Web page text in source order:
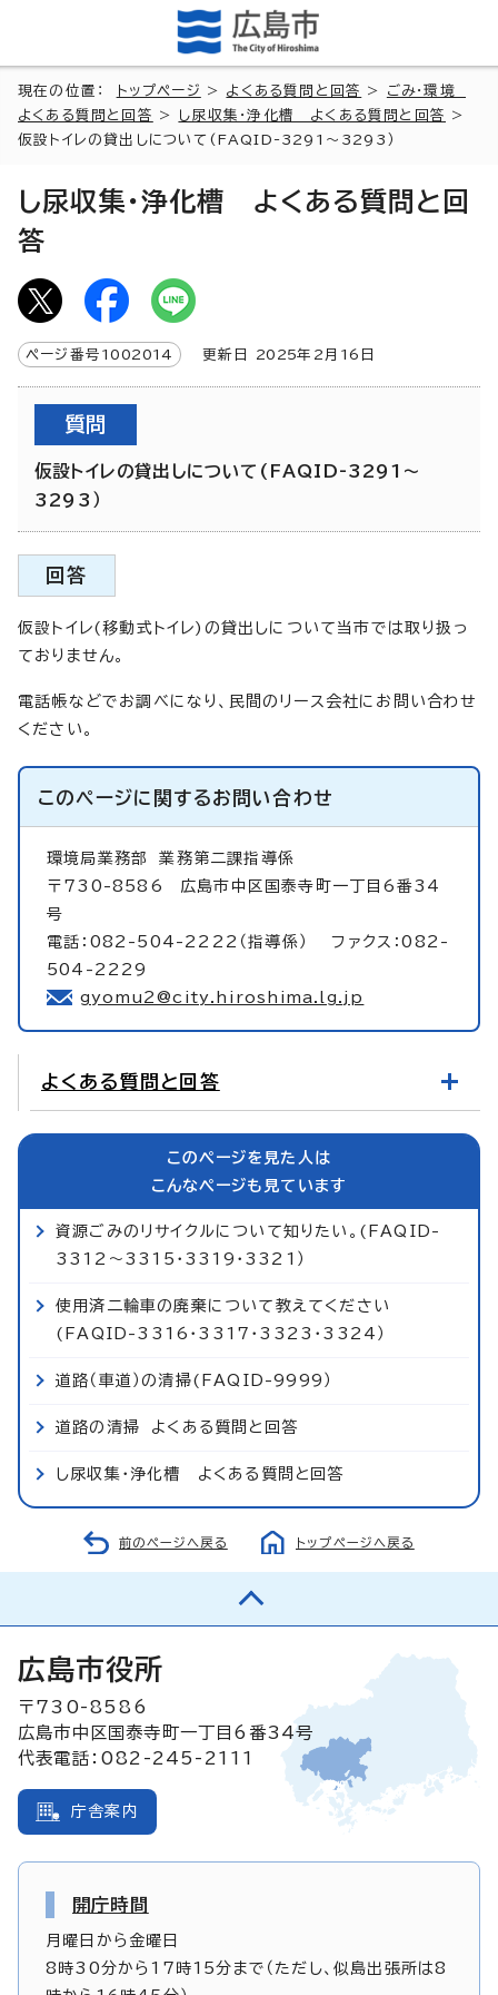
現在の位置： トップページ > よくある質問と回答 > ごみ・環境
よくある質問と回答
> し尿収集・浄化槽 よくある質問と回答
>
仮設トイレの貸出しについて(FAQID-3291～3293）
し尿収集・浄化槽 よくある質問と回
答
ページ番号 1002014 更新日 2025年2月 16 日
質問
仮設トイレの貸出しについて(FAQID-3291～
3293）
回答
仮設トイレ(移動式トイレ)の貸出しについて当市では取り扱っ
ておりません。
電話帳などでお調べになり、民間のリース会社にお問い合わせ
ください。
このページに関するお問い合わせ
環境局業務部業務第二課指導係
〒730-8586 広島市中区国泰寺町一丁目6番34
号
電話：082-504-2222（指導係） ファクス：082-
504-2229
gyomu2@city.hiroshima.lg.jp
よくある質問と回答
このページを見た人は
こんなページも見ています
資源ごみのリサイクルについて知りたい。(FAQID-
3312～3315・3319・3321）
使用済二輪車の廃棄について教えてください
(FAQID-3316・3317・3323・3324）
道路（車道）の清掃(FAQID-9999）
道路の清掃 よくある質問と回答
し尿収集・浄化槽 よくある質問と回答
前のページへ戻る トップページへ戻る
広島市役所
〒730-8586
広島市中区国泰寺町一丁目6番34号
代表電話：082-245-2111
庁舎案内
開庁時間
月曜日から金曜日
8時30分から17時15分まで（ただし、似島出張所は8